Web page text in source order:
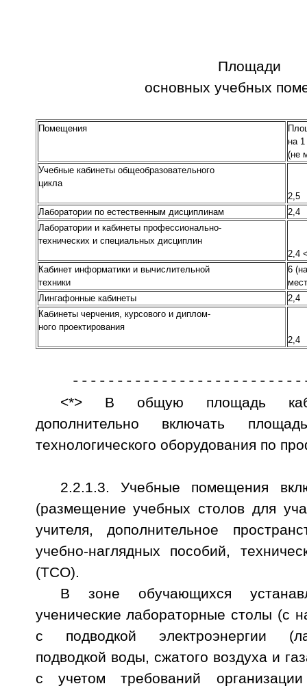
Площади
основных учебных
Помещения
на
Учебные кабинеты общеобразовательного
цикла
Лаборатории по естественным дисциплинам
Лаборатории и кабинеты профессионально-
технических и специальных дисциплин
Кабинет информатики и вычислительной
техники
6
Лингафонные кабинеты
Кабинеты черчения, курсового и диплом-
ного проектирования
<*> В общую площадь
дополнительно включать
технологического оборудования по
2.2.1.3. Учебные помещения
(размещение учебных столов для
учителя, дополнительное
учебно-наглядных пособий,
(ТСО).
В зоне обучающихся
ученические лабораторные столы (с
с подводкой электроэнергии
подводкой воды, сжатого воздуха и
с учетом требований